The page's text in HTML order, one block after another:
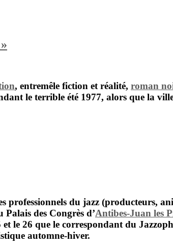
, entremêle fiction et réalité, roman
le terrible été 1977, alors que la
professionnels du jazz (producteurs,
Palais des Congrès d’Antibes-Juan les
le 26 que le correspondant du
automne-hiver.